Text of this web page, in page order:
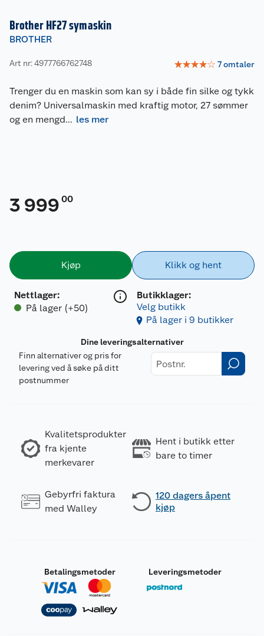
Brother HF27 symaskin
BROTHER
Art nr: 4977766762748 ☆☆☆☆☆ 7omtaler
Trenger du en maskin som kan sy i både fin silke og tykk
denim? Universalmaskin med kraftig motor, 27 sømmer
og en mengd... les mer
3 999 00
Kjøp
Nettlager:
På lager (+50)
Klikk og hent
Butikklager:
Velg butikk
På lager i 9 butikker
Dine leveringsalternativer
Finn alternativer og pris for
levering ved å søke på ditt
postnummer
Kvalitetsprodukter
fra kjente
merkevarer
Hent i butikk etter
bare to timer
Gebyrfri faktura
med Walley
120 dagers åpent
kjøp
Betalingsmetoder Leveringsmetoder